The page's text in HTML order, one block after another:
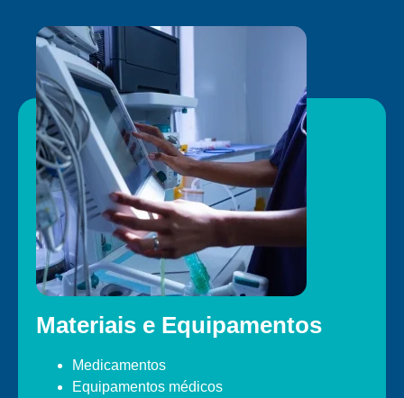
Materiais e Equipamentos
Medicamentos
Equipamentos médicos